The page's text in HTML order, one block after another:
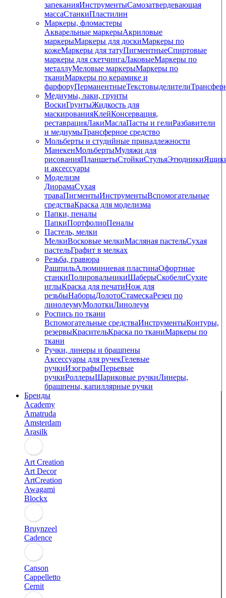
запеканияИнструментыСамозатвердевающая
массаСтанкиПластилин
Маркеры, фломастеры
Акварельные маркерыАкриловые
маркерыМаркеры для доскиМаркеры по
кожеМаркеры для татуПигментныеCпиртовые
маркеры для скетчингаЛаковыеМаркеры по
металлуМеловые маркерыМаркеры по
тканиМаркеры по керамике и
фарфоруПерманентныеТекстовыделители
Медиумы, лаки, грунты
ВоскиГрунтыЖидкость для
маскированияКлейКонсервация,
реставрацияЛакиМаслаПасты и гелиРазбавители
и медиумыТрансферное средство
Мольберты и студийные принадлежности
МанекенМольбертыМуляжи для
рисованияПланшетыСтойкиСтульяЭтюдники
и аксессуары
Моделизм
ДиорамаСухая
траваПигментыИнструментыВспомогательные
средстваКраска для моделизма
Папки, пеналы
ПапкиПортфолиоПеналы
Пастель, мелки
МелкиВосковые мелкиМасляная пастельСухая
пастельГрафит в мелках
Резьба, гравюра
РашпильАлюминиевая пластинаОфортные
станкиПолировальникиШаберыСкобелиСухие
иглыКраска для печатиНож для
резьбыНаборыДолотоСтамескаРезец по
линолеумуМолоткиЛинолеум
Роспись по ткани
Вспомогательные средстваИнструментыКонтуры,
резервыКрасительКраска по тканиМаркеры по
ткани
Ручки, линеры и брашпены
Аксессуары для ручекГелевые
ручкиИзографыПерьевые
ручкиРоллерыШариковые ручкиЛинеры,
брашпены, капиллярные ручки
Бренды
Academy
Amatruda
Amsterdam
Arasilk
Art Creation
Art Decor
ArtCreation
Awagami
Blockx
Bruynzeel
Cadence
Canson
Cappelletto
Cernit